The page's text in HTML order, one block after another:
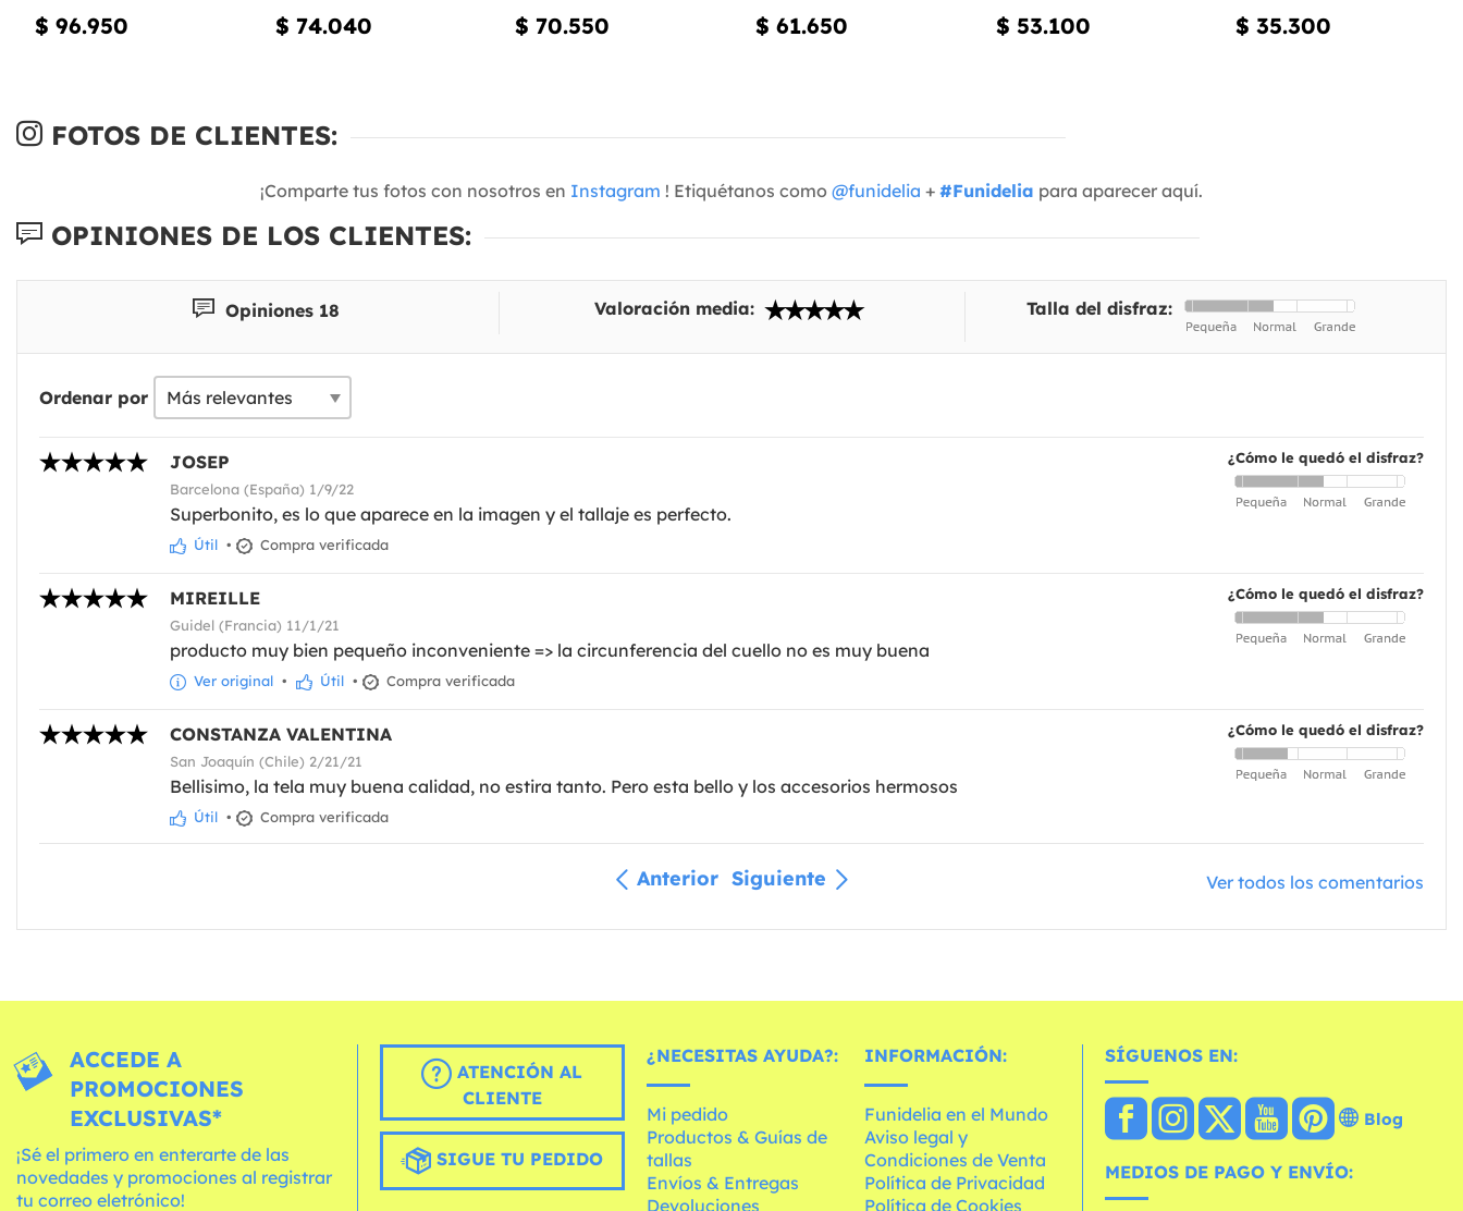
$ 96.950 $ 74.040 $ 70.550 $ 61.650 $ 53.100 $ 35.300
FOTOS DE CLIENTES:
¡Comparte tus fotos con nosotros en Instagram ! Etiquétanos como @funidelia + #Funidelia para aparecer aquí.
OPINIONES DE LOS CLIENTES:
Opiniones 18 Valoración media: Talla del disfraz:
Ordenar por
¿Cómo le quedó el disfraz?
JOSEP
Barcelona (España) 1/9/22
Superbonito, es lo que aparece en la imagen y el tallaje es perfecto.
Útil • Compra verificada
¿Cómo le quedó el disfraz?
MIREILLE
Guidel (Francia) 11/1/21
producto muy bien pequeño inconveniente => la circunferencia del cuello no es muy buena
Ver original • Útil • Compra verificada
¿Cómo le quedó el disfraz?
CONSTANZA VALENTINA
San Joaquín (Chile) 2/21/21
Bellisimo, la tela muy buena calidad, no estira tanto. Pero esta bello y los accesorios hermosos
Útil • Compra verificada
Anterior Siguiente Ver todos los comentarios
ACCEDE A
PROMOCIONES
EXCLUSIVAS*
¡Sé el primero en enterarte de las
novedades y promociones al registrar
tu correo eletrónico!
ATENCIÓN AL
CLIENTE
SIGUE TU PEDIDO
¿NECESITAS AYUDA?:
Mi pedido
Productos & Guías de
tallas
Envíos & Entregas
Devoluciones
INFORMACIÓN:
Funidelia en el Mundo
Aviso legal y
Condiciones de Venta
Política de Privacidad
Política de Cookies
SÍGUENOS EN:
Blog
MEDIOS DE PAGO Y ENVÍO: